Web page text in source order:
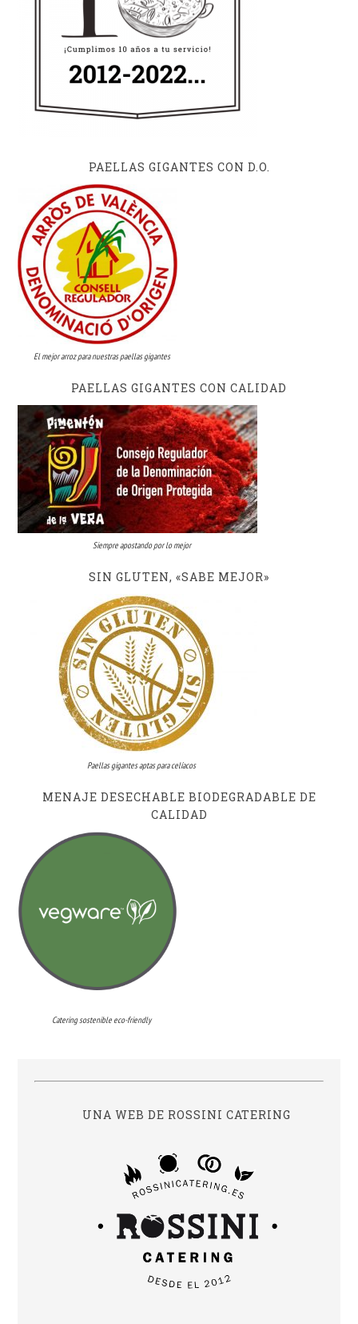
PAELLAS GIGANTES CON D.O.
El mejor arroz para nuestras paellas gigantes
PAELLAS GIGANTES CON CALIDAD
Siempre apostando por lo mejor
SIN GLUTEN, «SABE MEJOR»
Paellas gigantes aptas para celíacos
MENAJE DESECHABLE BIODEGRADABLE DE
CALIDAD
Catering sostenible eco-friendly
UNA WEB DE ROSSINI CATERING